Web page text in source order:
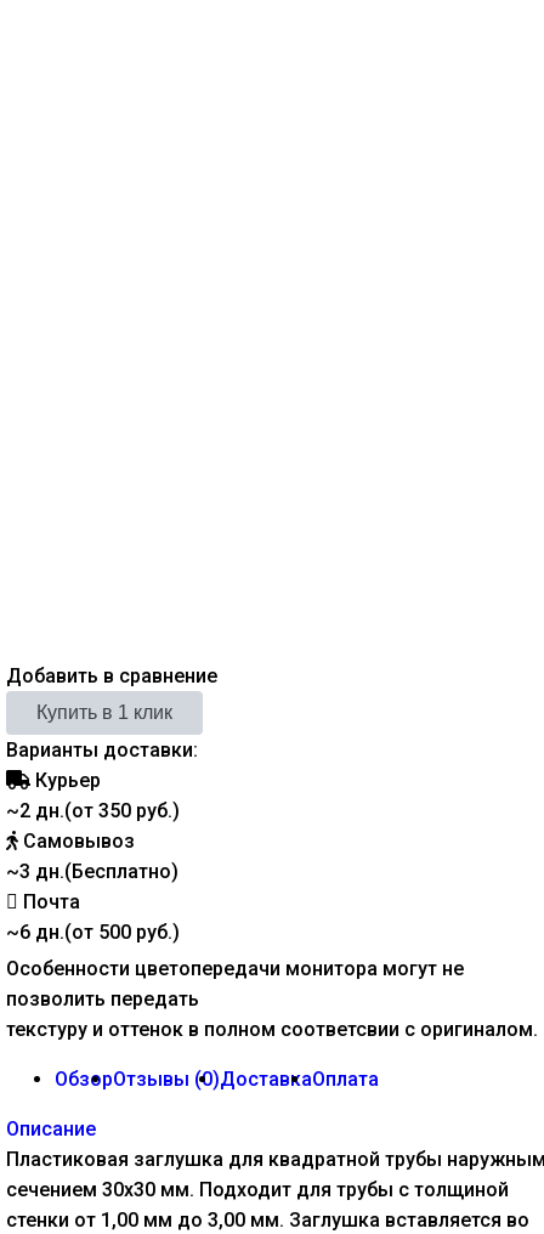
Добавить в сравнение
Варианты доставки:
Курьер
~2 дн.(от 350 руб.)
Самовывоз
~3 дн.(Бесплатно)
Почта
~6 дн.(от 500 руб.)
Особенности цветопередачи монитора могут не
позволить передать
текстуру и оттенок в полном соответсвии с оригиналом.
ОбзорОтзывы (0)ДоставкаОплата
Описание
Пластиковая заглушка для квадратной трубы
сечением 30х30 мм. Подходит для трубы с толщиной
стенки от 1,00 мм до 3,00 мм. Заглушка вставляется во